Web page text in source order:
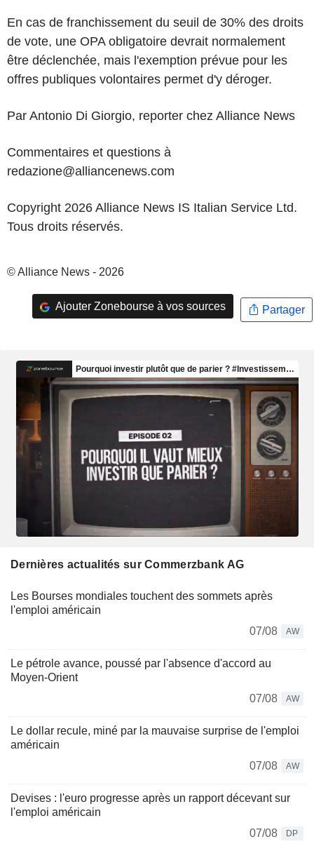
En cas de franchissement du seuil de 30% des droits
de vote, une OPA obligatoire devrait normalement
être déclenchée, mais l'exemption prévue pour les
offres publiques volontaires permet d'y déroger.
Par Antonio Di Giorgio, reporter chez Alliance News
Commentaires et questions à
redazione@alliancenews.com
Copyright 2026 Alliance News IS Italian Service Ltd.
Tous droits réservés.
© Alliance News - 2026
Ajouter Zonebourse à vos sources Partager
Dernières actualités sur Commerzbank AG
Les Bourses mondiales touchent des sommets après
l'emploi américain
07/08
AW
Le pétrole avance, poussé par l'absence d'accord au
Moyen-Orient
07/08
AW
Le dollar recule, miné par la mauvaise surprise de l'emploi
américain
07/08
AW
Devises : l'euro progresse après un rapport décevant sur
l'emploi américain
07/08
DP